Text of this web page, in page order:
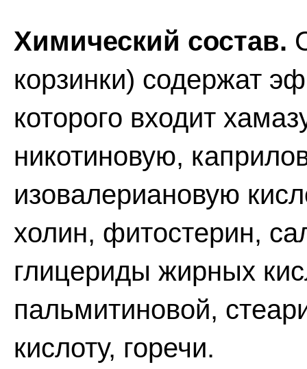
Химический состав.
корзинки) содержат
которого входит
никотиновую,
изовалериановую
холин, фитостерин,
глицериды жирных
пальмитиновой,
кислоту, горечи.